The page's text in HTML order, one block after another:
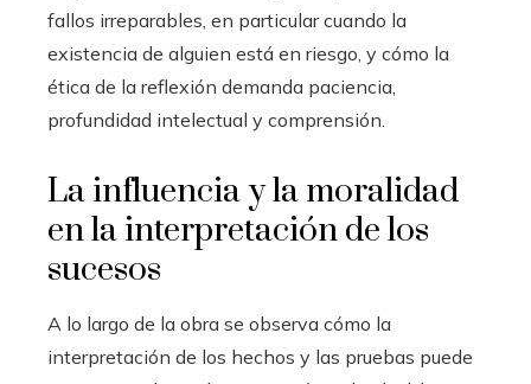
fallos irreparables, en particular cuando la
existencia de alguien está en riesgo, y cómo la
ética de la reflexión demanda paciencia,
profundidad intelectual y comprensión.
La influencia y la moralidad
en la interpretación de los
sucesos
A lo largo de la obra se observa cómo la
interpretación de los hechos y las pruebas puede